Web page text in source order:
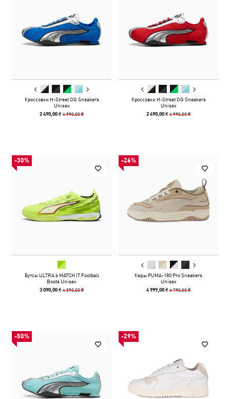
Кроссовки H-Street OG Sneakers
Unisex
2 490,00 ₴4 990,00 ₴
Кроссовки H-Street OG Sneakers
Unisex
2 490,00 ₴4 990,00 ₴
-30%
Бутсы ULTRA 6 MATCH IT Football
Boots Unisex
3 090,00 ₴4 390,00 ₴
-26%
Кеды PUMA-180 Pro Sneakers
Unisex
4 999,00 ₴6 790,00 ₴
-50% -29%